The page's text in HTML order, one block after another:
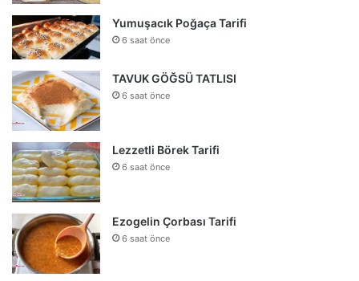
Yumuşacık Poğaça Tarifi
6 saat önce
TAVUK GÖĞSÜ TATLISI
6 saat önce
Lezzetli Börek Tarifi
6 saat önce
Ezogelin Çorbası Tarifi
6 saat önce